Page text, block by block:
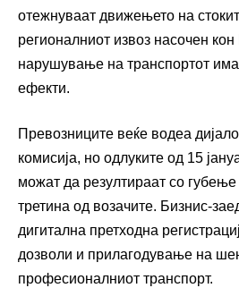
отежнуваат движењето на
регионалниот извоз насочен
нарушување на транспортот
ефекти.
Превозниците веќе водеа
комисија, но одлуките од 15
можат да резултираат со
третина од возачите. Бизнис-
дигитална претходна
дозволи и прилагодување на
професионалниот транспорт.